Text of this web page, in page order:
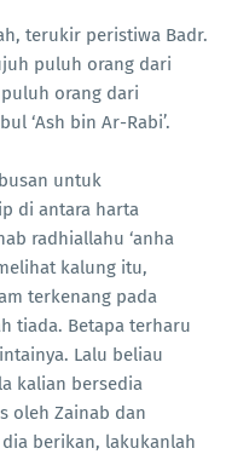
terukir peristiwa Badr.
puluh orang dari
orang dari
‘Ash bin Ar-Rabi’.
untuk
di antara harta
radhiallahu ‘anha
kalung itu,
terkenang pada
tiada. Betapa terharu
Lalu beliau
kalian bersedia
oleh Zainab dan
berikan, lakukanlah